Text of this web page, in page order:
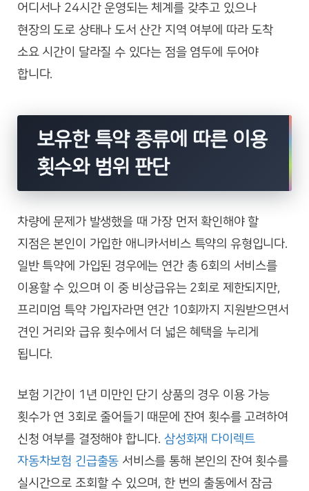
어디서나 24시간 운영되는 체계를 갖추고 있으나
현장의 도로 상태나 도서 산간 지역 여부에 따라 도착
소요 시간이 달라질 수 있다는 점을 염두에 두어야
합니다.
보유한 특약 종류에 따른 이용
횟수와 범위 판단
차량에 문제가 발생했을 때 가장 먼저 확인해야 할
지점은 본인이 가입한 애니카서비스 특약의 유형입니다.
일반 특약에 가입된 경우에는 연간 총 6회의 서비스를
이용할 수 있으며 이 중 비상급유는 2회로 제한되지만,
프리미엄 특약 가입자라면 연간 10회까지 지원받으면서
견인 거리와 급유 횟수에서 더 넓은 혜택을 누리게
됩니다.
보험 기간이 1년 미만인 단기 상품의 경우 이용 가능
횟수가 연 3회로 줄어들기 때문에 잔여 횟수를 고려하여
신청 여부를 결정해야 합니다. 삼성화재 다이렉트
자동차보험 긴급출동 서비스를 통해 본인의 잔여 횟수를
실시간으로 조회할 수 있으며, 한 번의 출동에서 잠금